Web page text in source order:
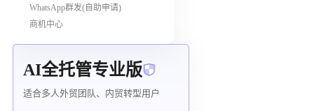
WhatsApp群发(自助申请)
商机中心
AI全托管专业版
适合多人外贸团队、内贸转型用户